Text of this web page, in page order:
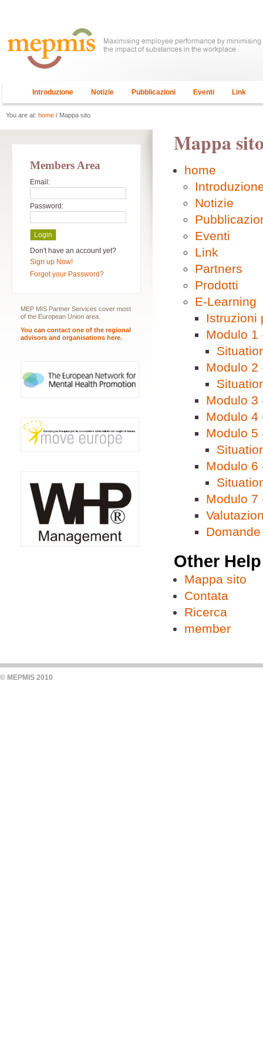
Introduzione Notizie Pubblicazioni Eventi Link
You are at: home / Mappa sito
Mappa
home
Notizie
Eventi
Link
Partners
Prodotti
E-Learning
Istruzioni
Modulo 1
Modulo 2
Modulo 3
Modulo 4
Modulo 5
Modulo 6
Modulo 7
Other
Mappa sito
Contata
Ricerca
member
Members Area
Email:
Password:
Don't have an account yet?
Sign up Now!
Forgot your Password?
MEP MIS Partner Services cover most
of the European Union area.
You can contact one of the regional
advisors and organisations here.
© MEPMIS 2010